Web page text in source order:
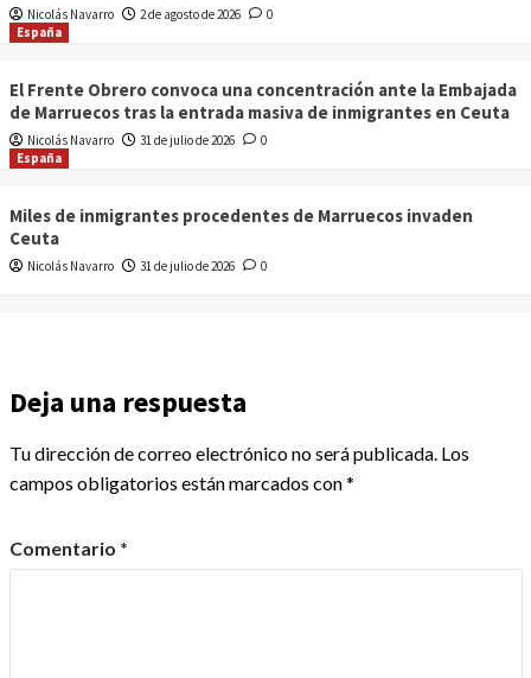
Nicolás Navarro 2 de agosto de 2026
0
España
El Frente Obrero convoca una concentración ante la Embajada
de Marruecos tras la entrada masiva de inmigrantes en Ceuta
Nicolás Navarro 31 de julio de 2026
0
España
Miles de inmigrantes procedentes de Marruecos invaden
Ceuta
Nicolás Navarro 31 de julio de 2026 0
Deja una respuesta
Tu dirección de correo electrónico no será publicada. Los
campos obligatorios están marcados con*
Comentario *